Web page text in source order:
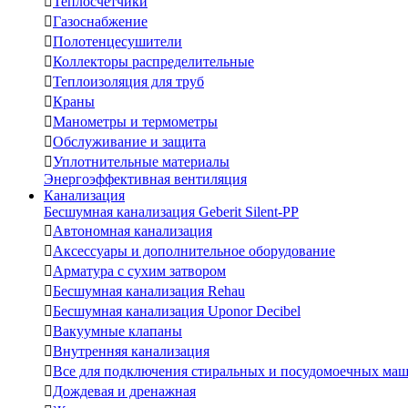
Газоснабжение
Полотенцесушители
Коллекторы распределительные
Теплоизоляция для труб
Краны
Манометры и термометры
Обслуживание и защита
Уплотнительные материалы
Энергоэффективная вентиляция
Канализация
Бесшумная канализация Geberit Silent-PP
Автономная канализация
Аксессуары и дополнительное оборудование
Арматура с сухим затвором
Бесшумная канализация Rehau
Бесшумная канализация Uponor Decibel
Вакуумные клапаны
Внутренняя канализация
Все для подключения стиральных и посудомоечных
Дождевая и дренажная